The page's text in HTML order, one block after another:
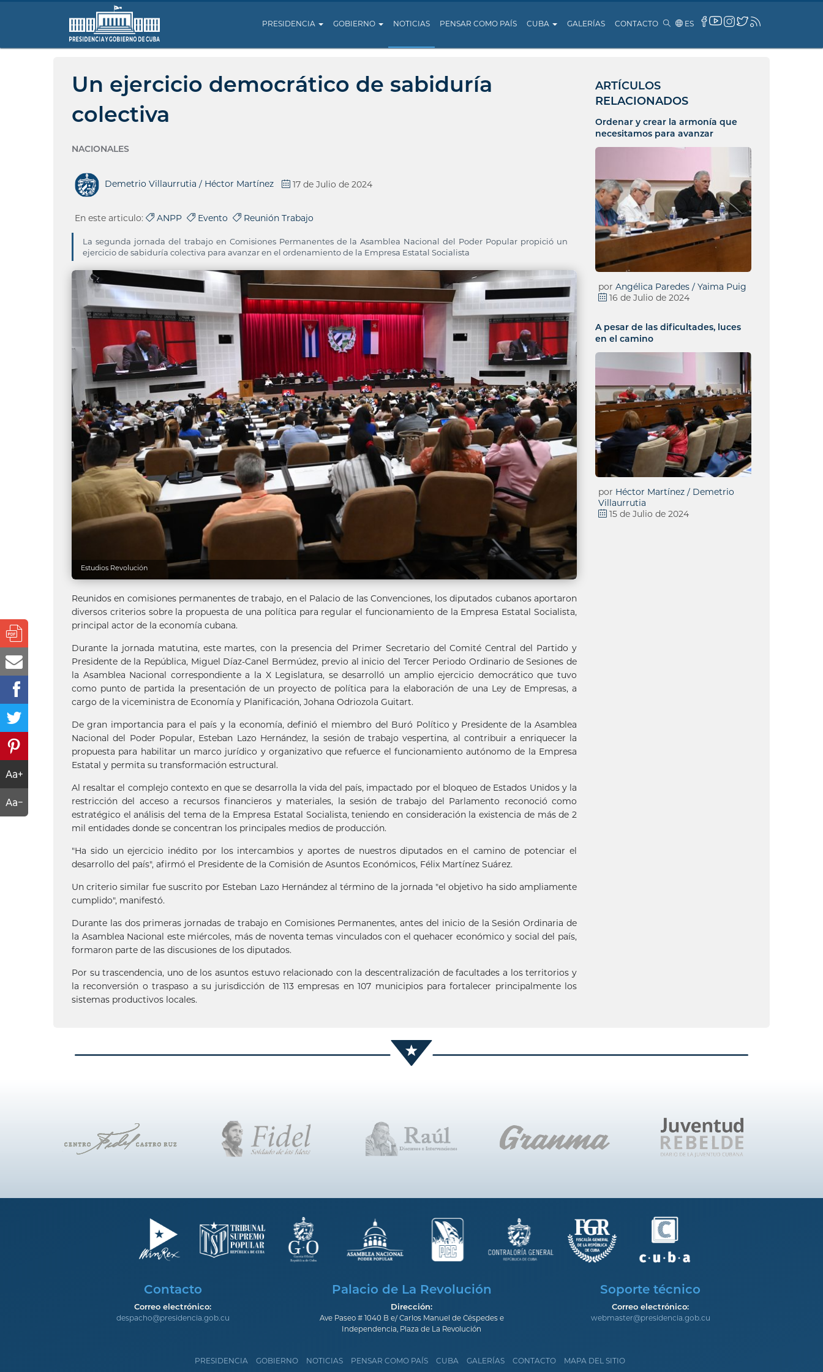
PRESIDENCIA GOBIERNO NOTICIAS PENSAR COMO PAÍS CUBA GALERÍAS CONTACTO ES
Un ejercicio democrático de sabiduría
colectiva
NACIONALES
Demetrio Villaurrutia / Héctor Martínez 17 de Julio de 2024
En este articulo: ANPP Evento Reunión Trabajo
La segunda jornada del trabajo en Comisiones Permanentes de la Asamblea Nacional del Poder Popular propició un
ejercicio de sabiduría colectiva para avanzar en el ordenamiento de la Empresa Estatal Socialista
Estudios Revolución
Reunidos en comisiones permanentes de trabajo, en el Palacio de las Convenciones, los diputados cubanos aportaron
diversos criterios sobre la propuesta de una política para regular el funcionamiento de la Empresa Estatal Socialista,
principal actor de la economía cubana.
Durante la jornada matutina, este martes, con la presencia del Primer Secretario del Comité Central del Partido y
Presidente de la República, Miguel Díaz-Canel Bermúdez, previo al inicio del Tercer Periodo Ordinario de Sesiones de
la Asamblea Nacional correspondiente a la X Legislatura, se desarrolló un amplio ejercicio democrático que tuvo
como punto de partida la presentación de un proyecto de política para la elaboración de una Ley de Empresas, a
cargo de la viceministra de Economía y Planificación, Johana Odriozola Guitart.
De gran importancia para el país y la economía, definió el miembro del Buró Político y Presidente de la Asamblea
Nacional del Poder Popular, Esteban Lazo Hernández, la sesión de trabajo vespertina, al contribuir a enriquecer la
propuesta para habilitar un marco jurídico y organizativo que refuerce el funcionamiento autónomo de la Empresa
Estatal y permita su transformación estructural.
Al resaltar el complejo contexto en que se desarrolla la vida del país, impactado por el bloqueo de Estados Unidos y la
restricción del acceso a recursos financieros y materiales, la sesión de trabajo del Parlamento reconoció como
estratégico el análisis del tema de la Empresa Estatal Socialista, teniendo en consideración la existencia de más de 2
mil entidades donde se concentran los principales medios de producción.
"Ha sido un ejercicio inédito por los intercambios y aportes de nuestros diputados en el camino de potenciar el
desarrollo del país", afirmó el Presidente de la Comisión de Asuntos Económicos, Félix Martínez Suárez.
Un criterio similar fue suscrito por Esteban Lazo Hernández al término de la jornada "el objetivo ha sido ampliamente
cumplido", manifestó.
Durante las dos primeras jornadas de trabajo en Comisiones Permanentes, antes del inicio de la Sesión Ordinaria de
la Asamblea Nacional este miércoles, más de noventa temas vinculados con el quehacer económico y social del país,
formaron parte de las discusiones de los diputados.
Por su trascendencia, uno de los asuntos estuvo relacionado con la descentralización de facultades a los territorios y
la reconversión o traspaso a su jurisdicción de 113 empresas en 107 municipios para fortalecer principalmente los
sistemas productivos locales.
ARTÍCULOS
RELACIONADOS
Ordenar y crear la armonía que
necesitamos para avanzar
por Angélica Paredes / Yaima Puig
16 de Julio de 2024
A pesar de las dificultades, luces
en el camino
por Héctor Martínez / Demetrio
Villaurrutia
15 de Julio de 2024
Contacto
Correo electrónico:
despacho@presidencia.gob.cu
Palacio de La Revolución
Dirección:
Ave Paseo # 1040 B e/ Carlos Manuel de Céspedes e
Independencia, Plaza de La Revolución
Soporte técnico
Correo electrónico:
webmaster@presidencia.gob.cu
PRESIDENCIA GOBIERNO NOTICIAS PENSAR COMO PAÍS CUBA GALERÍAS CONTACTO MAPA DEL SITIO